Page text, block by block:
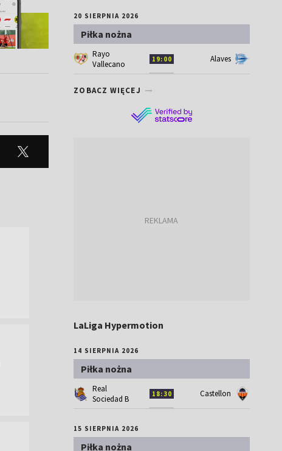
20 SIERPNIA 2026
Piłka nożna
Rayo
Vallecano
19:00 Alaves
ZOBACZ WIĘCEJ
LaLiga Hypermotion
14 SIERPNIA 2026
Piłka nożna
Real
Sociedad B
18:30 Castellon
15 SIERPNIA 2026
Piłka nożna